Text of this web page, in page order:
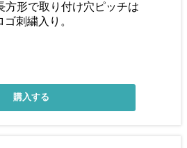
方形で取り付け穴ピッチは
刺繍入り。